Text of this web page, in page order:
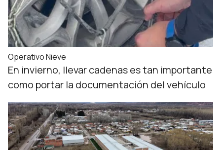
Operativo Nieve
En invierno, llevar cadenas es tan importante
como portar la documentación del vehículo